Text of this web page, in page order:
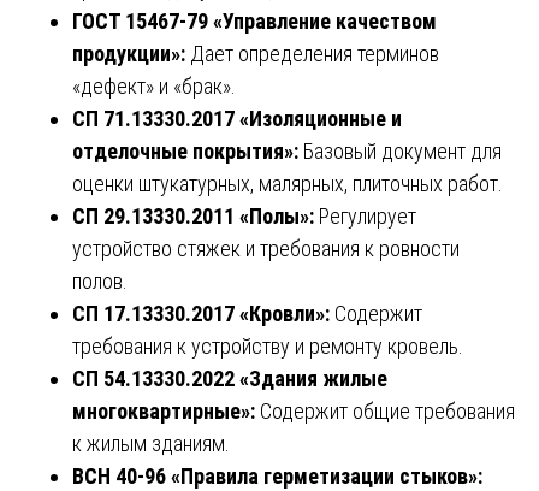
ГОСТ 15467-79 «Управление качеством
продукции»: Дает определения терминов
«дефект» и «брак».
СП 71.13330.2017 «Изоляционные и
отделочные покрытия»: Базовый документ для
оценки штукатурных, малярных, плиточных работ.
СП 29.13330.2011 «Полы»: Регулирует
устройство стяжек и требования к ровности
полов.
СП 17.13330.2017 «Кровли»: Содержит
требования к устройству и ремонту кровель.
СП 54.13330.2022 «Здания жилые
многоквартирные»: Содержит общие требования
к жилым зданиям.
ВСН 40-96 «Правила герметизации стыков»: